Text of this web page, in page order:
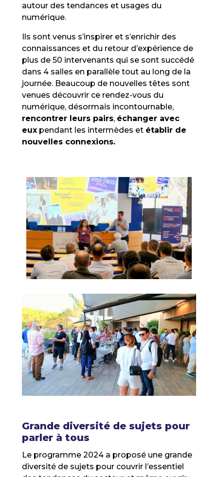
autour des tendances et usages du
numérique.
Ils sont venus s’inspirer et s’enrichir des
connaissances et du retour d’expérience de
plus de 50 intervenants qui se sont succédé
dans 4 salles en parallèle tout au long de la
journée. Beaucoup de nouvelles têtes sont
venues découvrir ce rendez-vous du
numérique, désormais incontournable,
rencontrer leurs pairs, échanger avec
euxpendant les intermèdes et établir de
nouvelles connexions.
Grande diversité de sujets pour
parler à tous
Le programme 2024 a proposé une grande
diversité de sujets pour couvrir l’essentiel